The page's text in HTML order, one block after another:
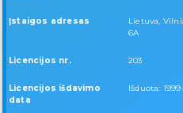
Įstaigos adresas
Lietuva,
6A
Licencijos nr. 203
Licencijos išdavimo
data
Išduota: